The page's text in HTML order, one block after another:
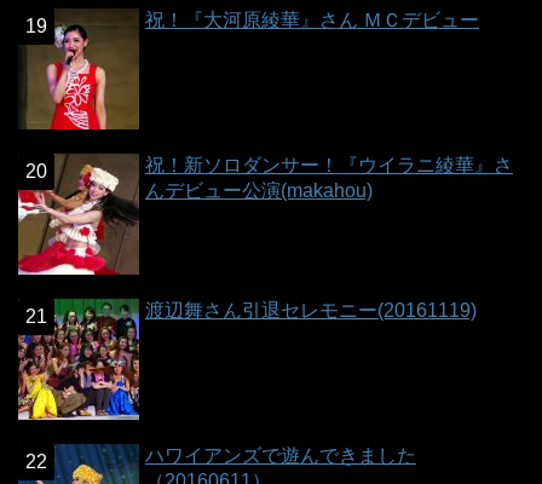
祝！『大河原綾華』さん ＭＣデビュー
祝！新ソロダンサー！『ウイラニ綾華』さ
んデビュー公演(makahou)
渡辺舞さん引退セレモニー(20161119)
ハワイアンズで遊んできました